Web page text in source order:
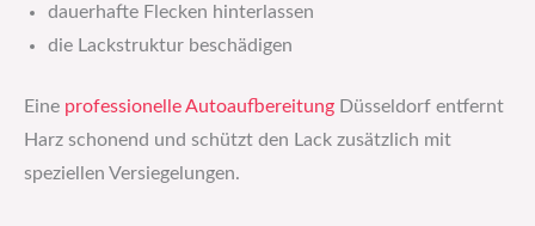
dauerhafte Flecken hinterlassen
die Lackstruktur beschädigen
Eine professionelle Autoaufbereitung Düsseldorf entfernt
Harz schonend und schützt den Lack zusätzlich mit
speziellen Versiegelungen.